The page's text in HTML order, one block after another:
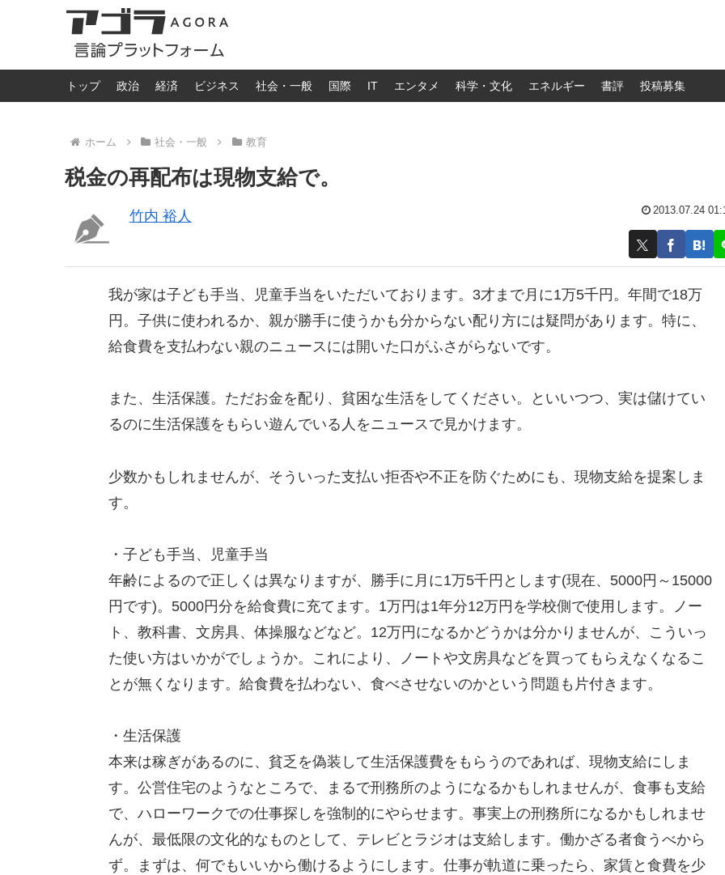
トップ 政治 経済 ビジネス 社会・一般 国際 IT エンタメ 科学・文化 エネルギー 書評 投稿募集
ホーム 社会・一般 教育
税金の再配布は現物支給で。
竹内 裕人 2013.07.24
我が家は子ども手当、児童手当をいただいております。3才まで月に1万5千円。年間で18万
円。子供に使われるか、親が勝手に使うかも分からない配り方には疑問があります。特に、
給食費を支払わない親のニュースには開いた口がふさがらないです。
また、生活保護。ただお金を配り、貧困な生活をしてください。といいつつ、実は儲けてい
るのに生活保護をもらい遊んでいる人をニュースで見かけます。
少数かもしれませんが、そういった支払い拒否や不正を防ぐためにも、現物支給を提案しま
す。
・子ども手当、児童手当
年齢によるので正しくは異なりますが、勝手に月に1万5千円とします(現在、5000円～15000
円です)。5000円分を給食費に充てます。1万円は1年分12万円を学校側で使用します。ノー
ト、教科書、文房具、体操服などなど。12万円になるかどうかは分かりませんが、こういっ
た使い方はいかがでしょうか。これにより、ノートや文房具などを買ってもらえなくなるこ
とが無くなります。給食費を払わない、食べさせないのかという問題も片付きます。
・生活保護
本来は稼ぎがあるのに、貧乏を偽装して生活保護費をもらうのであれば、現物支給にしま
す。公営住宅のようなところで、まるで刑務所のようになるかもしれませんが、食事も支給
で、ハローワークでの仕事探しを強制的にやらせます。事実上の刑務所になるかもしれませ
んが、最低限の文化的なものとして、テレビとラジオは支給します。働かざる者食うべから
ず。まずは、何でもいいから働けるようにします。仕事が軌道に乗ったら、家賃と食費を少